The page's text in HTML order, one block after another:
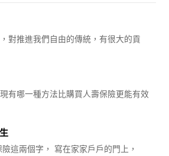
對推進我們自由的傳統，有很大的貢
有哪一種方法比購買人壽保險更能有效
這兩個字， 寫在家家戶戶的門上，